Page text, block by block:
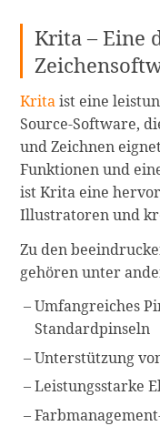
Krita – Eine
Kritaist eine
Source-Software,
und Zeichnen
Funktionen und
ist Krita eine
Illustratoren und
Zu den
gehören unter
Umfangreiches
Standardpinseln
Unterstützung
Leistungsstarke